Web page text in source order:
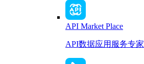
API Market Place
API数据应用服务专家